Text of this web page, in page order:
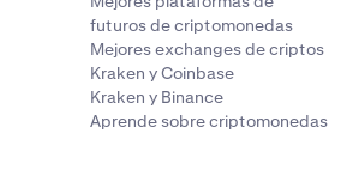
futuros de criptomonedas
Mejores exchanges de criptos
Kraken y Coinbase
Kraken y Binance
Aprende sobre criptomonedas